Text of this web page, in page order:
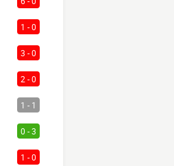
1 - 0
3 - 0
2 - 0
1 - 1
0 - 3
1 - 0